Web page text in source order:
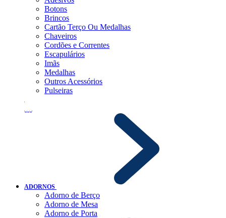
Botons
Brincos
Cartão Terço Ou Medalhas
Chaveiros
Cordões e Correntes
Escapulários
Imãs
Medalhas
Outros Acessórios
Pulseiras
ADORNOS
Adorno de Berço
Adorno de Mesa
Adorno de Porta